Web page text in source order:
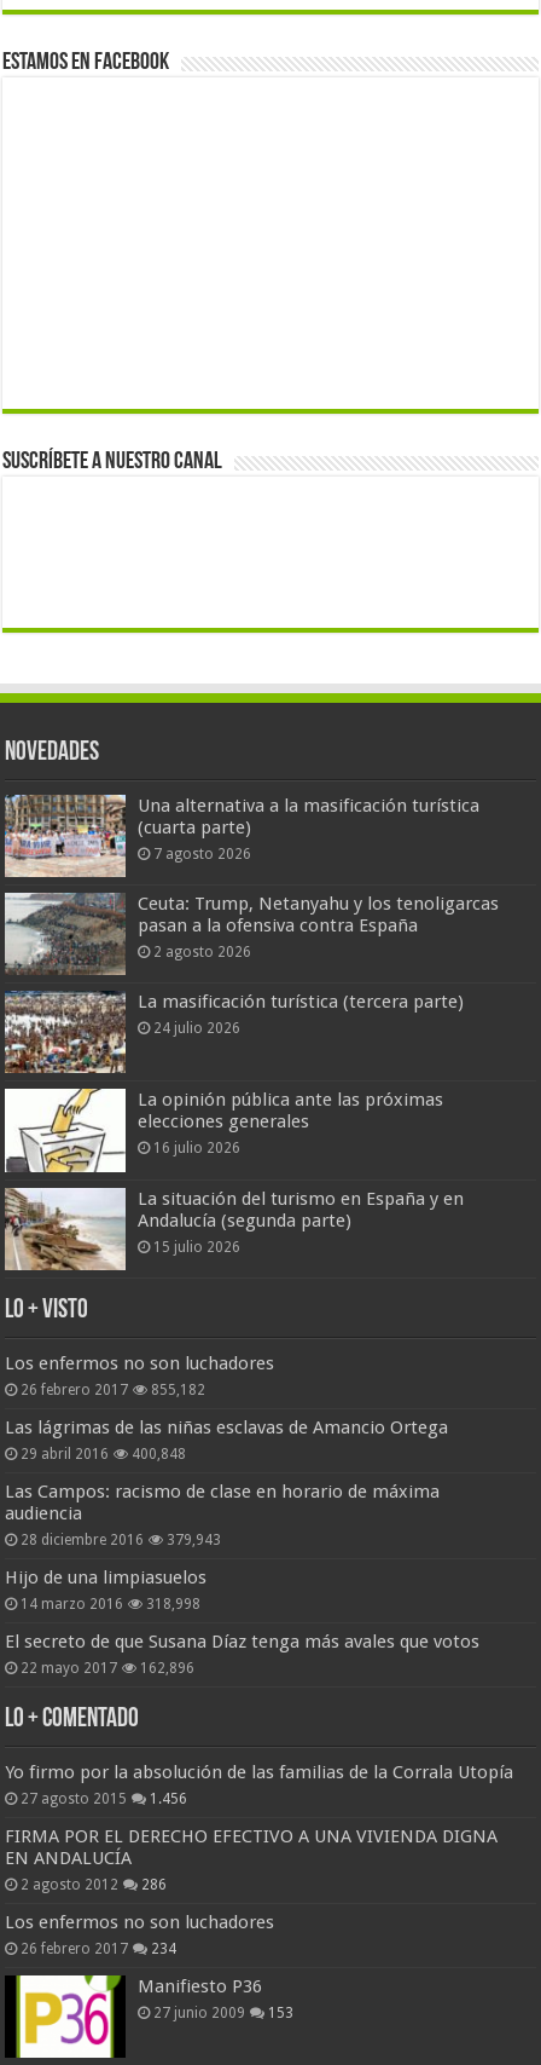
Estamos en Facebook
Suscríbete a nuestro canal
Novedades
Una alternativa a la masificación turística
(cuarta parte)
7 agosto 2026
Ceuta: Trump, Netanyahu y los tenoligarcas
pasan a la ofensiva contra España
2 agosto 2026
La masificación turística (tercera parte)
24 julio 2026
La opinión pública ante las próximas
elecciones generales
16 julio 2026
La situación del turismo en España y en
Andalucía (segunda parte)
15 julio 2026
Lo + Visto
Los enfermos no son luchadores
26 febrero 2017 855,182
Las lágrimas de las niñas esclavas de Amancio Ortega
29 abril 2016 400,848
Las Campos: racismo de clase en horario de máxima
audiencia
28 diciembre 2016 379,943
Hijo de una limpiasuelos
14 marzo 2016 318,998
El secreto de que Susana Díaz tenga más avales que votos
22 mayo 2017 162,896
Lo + Comentado
Yo firmo por la absolución de las familias de la Corrala Utopía
27 agosto 2015 1.456
FIRMA POR EL DERECHO EFECTIVO A UNA VIVIENDA DIGNA
EN ANDALUCÍA
2 agosto 2012 286
Los enfermos no son luchadores
26 febrero 2017 234
Manifiesto P36
27 junio 2009 153